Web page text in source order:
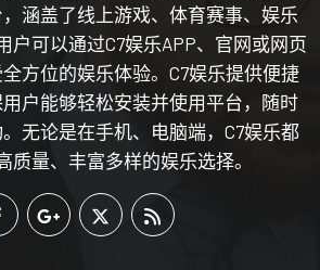
涵盖了线上游戏、体育赛事、娱乐
户可以通过C7娱乐APP、官网或网页
方位的娱乐体验。C7娱乐提供便捷
户能够轻松安装并使用平台，随时
无论是在手机、电脑端，C7娱乐都
质量、丰富多样的娱乐选择。